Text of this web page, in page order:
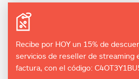
Recibe por HOY un 15% de
servicios de reseller de streaming
factura, con el código: